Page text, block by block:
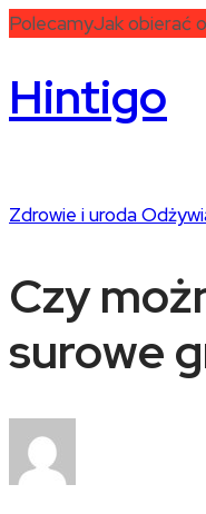
PolecamyJak obierać
Hintigo
Zdrowie i uroda
Czy
surowe